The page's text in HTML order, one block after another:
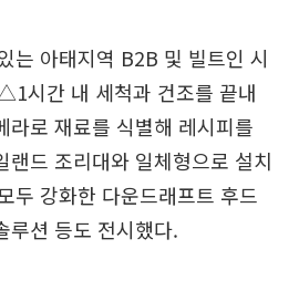
는 아태지역 B2B 및 빌트인 시
시간 내 세척과 건조를 끝내
로 재료를 식별해 레시피를
드 조리대와 일체형으로 설치
두 강화한 다운드래프트 후드
션 등도 전시했다.